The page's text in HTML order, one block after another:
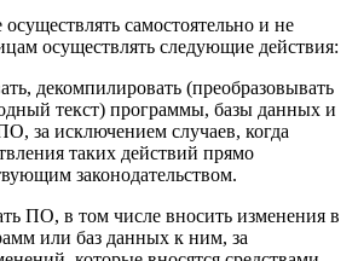
самостоятельно и не
осуществлять следующие действия:
декомпилировать (преобразовывать
текст) программы, базы данных и
за исключением случаев, когда
таких действий прямо
законодательством.
ПО, в том числе вносить изменения в
или баз данных к ним, за